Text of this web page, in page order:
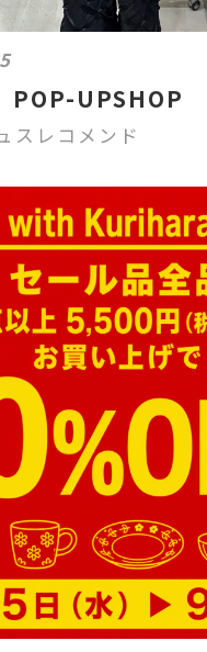
UPSHOP
スレコメンド